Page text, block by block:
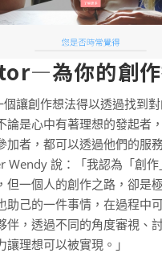
為你的創
讓創作想法得以透過找到
論是心中有著理想的發起者
加者，都可以透過他們的服
Wendy 說：「我認為「創
但一個人的創作之路，卻是
助己的一件事情，在過程中
伴，透過不同的角度審視、
理想可以被實現。」